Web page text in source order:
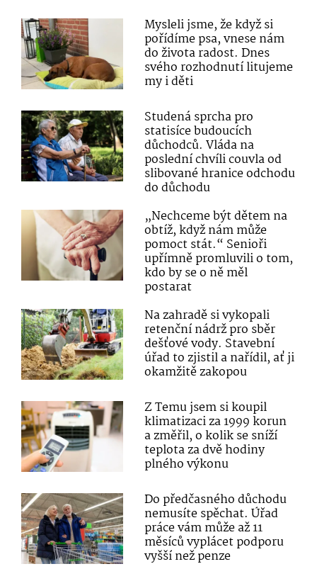
Mysleli jsme, že když si
pořídíme psa, vnese nám
do života radost. Dnes
svého rozhodnutí litujeme
my i děti
Studená sprcha pro
statisíce budoucích
důchodců. Vláda na
poslední chvíli couvla od
slibované hranice odchodu
do důchodu
„Nechceme být dětem na
obtíž, když nám může
pomoct stát.“ Senioři
upřímně promluvili o tom,
kdo by se o ně měl
postarat
Na zahradě si vykopali
retenční nádrž pro sběr
dešťové vody. Stavební
úřad to zjistil a nařídil, ať ji
okamžitě zakopou
Z Temu jsem si koupil
klimatizaci za 1999 korun
a změřil, o kolik se sníží
teplota za dvě hodiny
plného výkonu
Do předčasného důchodu
nemusíte spěchat. Úřad
práce vám může až 11
měsíců vyplácet podporu
vyšší než penze